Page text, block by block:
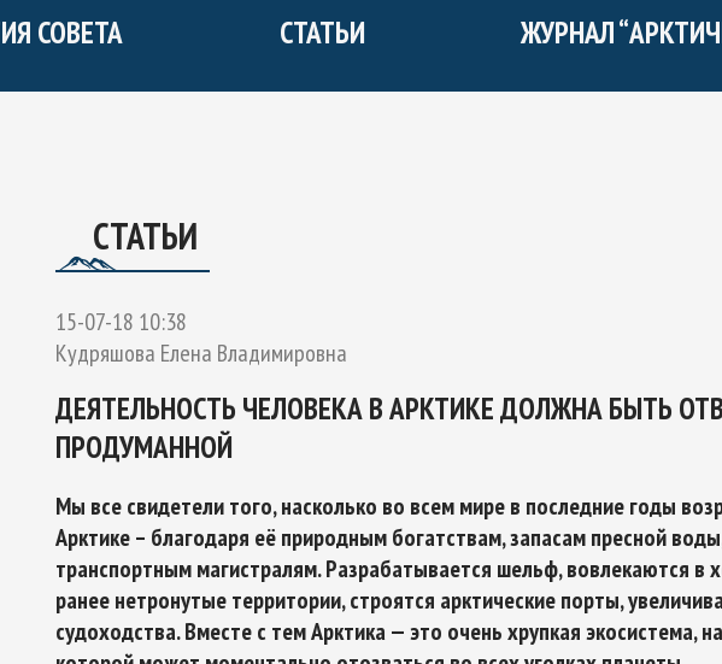
РОССИЙСКОЙ ФЕДЕРАЦИИ И ОБЕСПЕЧЕНИЯ НАЦИОНАЛЬНОЙ
СОВЕТА СТАТЬИ ЖУРНАЛ
СТАТЬИ
15-07-18 10:38
Кудряшова Елена Владимировна
ДЕЯТЕЛЬНОСТЬ ЧЕЛОВЕКА В АРКТИКЕ ДОЛЖНА БЫТЬ
ПРОДУМАННОЙ
Мы все свидетели того, насколько во всем мире в последние годы
Арктике – благодаря её природным богатствам, запасам пресной
транспортным магистралям. Разрабатывается шельф, вовлекаются в
ранее нетронутые территории, строятся арктические порты,
судоходства. Вместе с тем Арктика — это очень хрупкая экосистема,